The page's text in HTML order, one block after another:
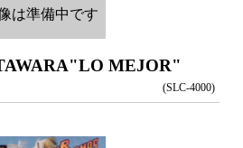
は準備中です
"LO MEJOR"
(SLC-4000)